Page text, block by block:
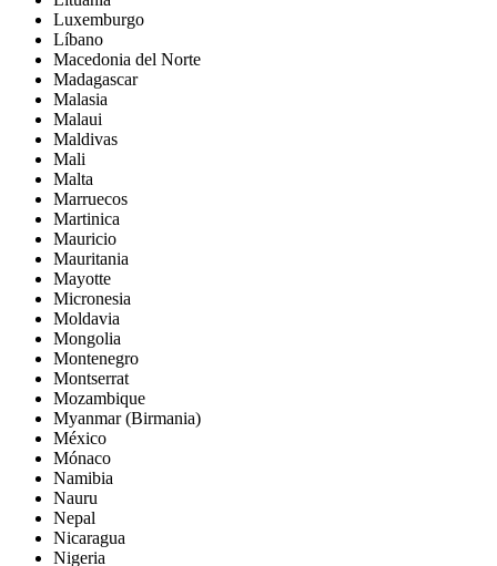
Luxemburgo
Líbano
Macedonia del Norte
Madagascar
Malasia
Malaui
Maldivas
Mali
Malta
Marruecos
Martinica
Mauricio
Mauritania
Mayotte
Micronesia
Moldavia
Mongolia
Montenegro
Montserrat
Mozambique
Myanmar (Birmania)
México
Mónaco
Namibia
Nauru
Nepal
Nicaragua
Nigeria